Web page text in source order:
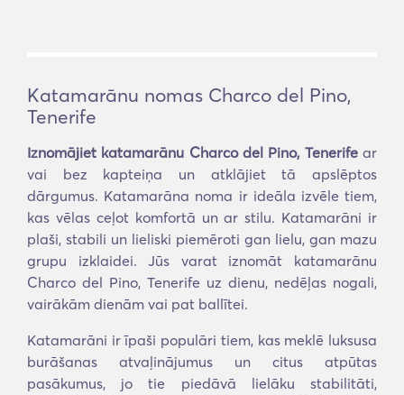
Katamarānu nomas Charco del Pino,
Tenerife
Iznomājiet katamarānu Charco del Pino, Tenerifear
vai bez kapteiņa un atklājiet tā apslēptos
dārgumus. Katamarāna noma ir ideāla izvēle tiem,
kas vēlas ceļot komfortā un ar stilu. Katamarāni ir
plaši, stabili un lieliski piemēroti gan lielu, gan mazu
grupu izklaidei. Jūs varat iznomāt katamarānu
Charco del Pino, Tenerife uz dienu, nedēļas nogali,
vairākām dienām vai pat ballītei.
Katamarāni ir īpaši populāri tiem, kas meklē luksusa
burāšanas atvaļinājumus un citus atpūtas
pasākumus, jo tie piedāvā lielāku stabilitāti,